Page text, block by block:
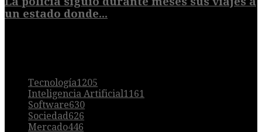
un estado donde...
Tecnología1205
Inteligencia Artificial1161
Software630
Sociedad626
Mercado446